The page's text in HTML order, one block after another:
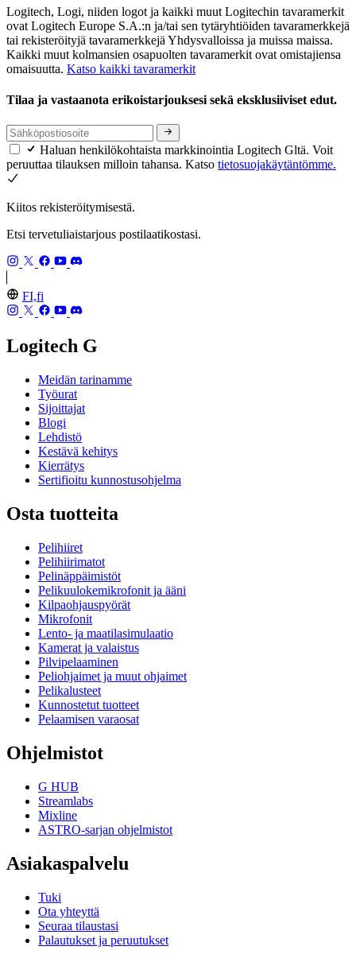
Logitech, Logi, niiden logot ja kaikki muut Logitechin tavaramerkit
ovat Logitech Europe S.A.:n ja/tai sen tytäryhtiöiden tavaramerkkejä
tai rekisteröityjä tavaramerkkejä Yhdysvalloissa ja muissa maissa.
Kaikki muut kolmansien osapuolten tavaramerkit ovat omistajiensa
omaisuutta. Katso kaikki tavaramerkit
Tilaa ja vastaanota erikoistarjouksesi sekä eksklusiiviset edut.
Haluan henkilökohtaista markkinointia Logitech Gltä. Voit
peruuttaa tilauksen milloin tahansa. Katso tietosuojakäytäntömme.
Kiitos rekisteröitymisestä.
Etsi tervetuliaistarjous postilaatikostasi.
FI,fi
Logitech G
Meidän tarinamme
Työurat
Sijoittajat
Blogi
Lehdistö
Kestävä kehitys
Kierrätys
Sertifioitu kunnostusohjelma
Osta tuotteita
Pelihiiret
Pelihiirimatot
Pelinäppäimistöt
Pelikuulokemikrofonit ja ääni
Kilpaohjauspyörät
Mikrofonit
Lento- ja maatilasimulaatio
Kamerat ja valaistus
Pilvipelaaminen
Peliohjaimet ja muut ohjaimet
Pelikalusteet
Kunnostetut tuotteet
Pelaamisen varaosat
Ohjelmistot
G HUB
Streamlabs
Mixline
ASTRO-sarjan ohjelmistot
Asiakaspalvelu
Tuki
Ota yhteyttä
Seuraa tilaustasi
Palautukset ja peruutukset